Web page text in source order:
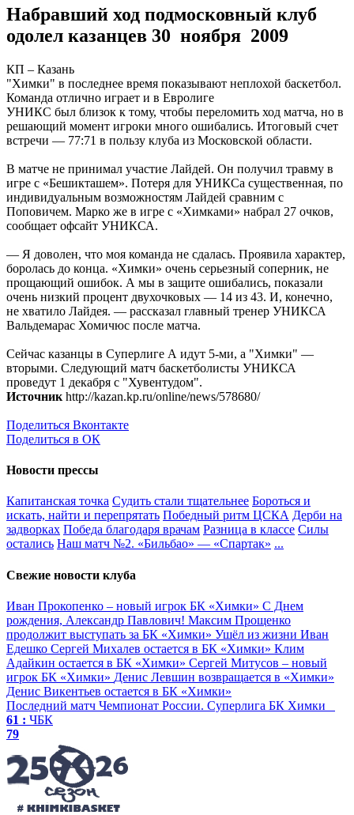
Набравший ход подмосковный клуб
одолел казанцев 30 ноября 2009
КП – Казань
"Химки" в последнее время показывают неплохой баскетбол.
Команда отлично играет и в Евролиге
УНИКС был близок к тому, чтобы переломить ход матча, но в
решающий момент игроки много ошибались. Итоговый счет
встречи — 77:71 в пользу клуба из Московской области.
В матче не принимал участие Лайдей. Он получил травму в
игре с «Бешикташем». Потеря для УНИКСа существенная, по
индивидуальным возможностям Лайдей сравним с
Поповичем. Марко же в игре с «Химками» набрал 27 очков,
сообщает офсайт УНИКСА.
— Я доволен, что моя команда не сдалась. Проявила характер,
боролась до конца. «Химки» очень серьезный соперник, не
прощающий ошибок. А мы в защите ошибались, показали
очень низкий процент двухочковых — 14 из 43. И, конечно,
не хватило Лайдея. — рассказал главный тренер УНИКСА
Вальдемарас Хомичюс после матча.
Сейчас казанцы в Суперлиге А идут 5-ми, а "Химки" —
вторыми. Следующий матч баскетболисты УНИКСА
проведут 1 декабря с "Хувентудом".
Источник http://kazan.kp.ru/online/news/578680/
Поделиться Вконтакте
Поделиться в ОК
Новости прессы
Капитанская точка Судить стали тщательнее Бороться и
искать, найти и перепрятать Победный ритм ЦСКА Дерби на
задворках Победа благодаря врачам Разница в классе Силы
остались Наш матч №2. «Бильбао» — «Спартак» ...
Свежие новости клуба
Иван Прокопенко – новый игрок БК «Химки» С Днем
рождения, Александр Павлович! Максим Прощенко
продолжит выступать за БК «Химки» Ушёл из жизни Иван
Едешко Сергей Михалев остается в БК «Химки» Клим
Адайкин остается в БК «Химки» Сергей Митусов – новый
игрок БК «Химки» Денис Левшин возвращается в «Химки»
Денис Викентьев остается в БК «Химки»
Последний матч Чемпионат России. Суперлига БК Химки
61 : ЧБК
79